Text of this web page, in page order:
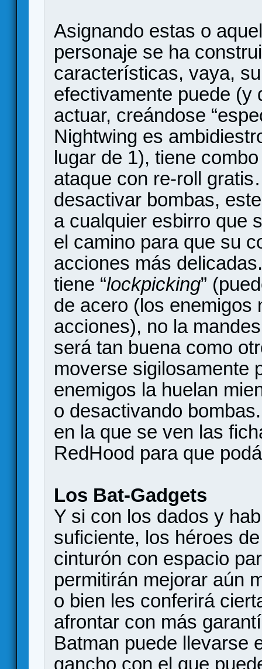
Asignando estas o
personaje se ha
características, vaya,
efectivamente puede (y
actuar, creándose
Nightwing es
lugar de 1), tiene
ataque con re-roll
desactivar bombas,
a cualquier esbirro que
el camino para que su
acciones más
tiene “lockpicking”
de acero (los enemigos
acciones), no la
será tan buena como
moverse sigilosamente
enemigos la huelan
o desactivando
en la que se ven las
RedHood para que
Los Bat-Gadgets
Y si con los dados y
suficiente, los héroes
cinturón con espacio
permitirán mejorar aún
o bien les conferirá
afrontar con más
Batman puede llevarse
gancho con el que